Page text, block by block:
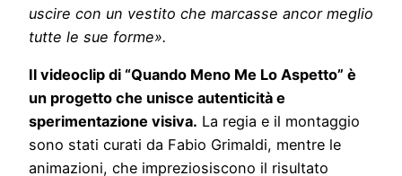
uscire con un vestito che marcasse ancor meglio
tutte le sue forme».
Il videoclip di “Quando Meno Me Lo Aspetto” è
un progetto che unisce autenticità e
sperimentazione visiva. La regia e il montaggio
sono stati curati da Fabio Grimaldi, mentre le
animazioni, che impreziosiscono il risultato